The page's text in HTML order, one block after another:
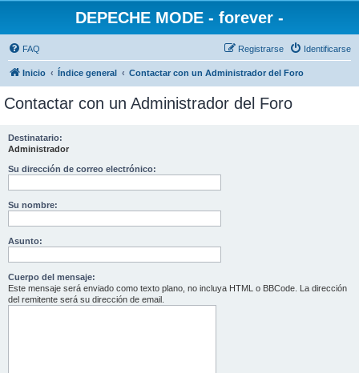
DEPECHE MODE - forever -
FAQ Identificarse
Registrarse
Inicio Índice general Contactar con un Administrador del Foro
Contactar con un Administrador del Foro
Destinatario:
Administrador
Su dirección de correo electrónico:
Su nombre:
Asunto:
Cuerpo del mensaje:
Este mensaje será enviado como texto plano, no incluya HTML o BBCode. La dirección
del remitente será su dirección de email.